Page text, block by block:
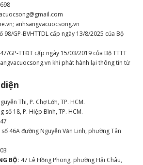
anhsangvacuocsong.vn
98/GP-BVHTTDL cấp ngày 13/8/2025 của Bộ
47/GP-TTĐT cấp ngày 15/03/2019 của Bộ TTTT
khi phát hành lại thông tin từ
Thi, P. Chợ Lớn, TP. HCM.
số 18, P. Hiệp Bình, TP. HCM.
số 46A đường Nguyễn Văn Linh, phường Tân
BỘ: 47 Lê Hồng Phong, phường Hải Châu,